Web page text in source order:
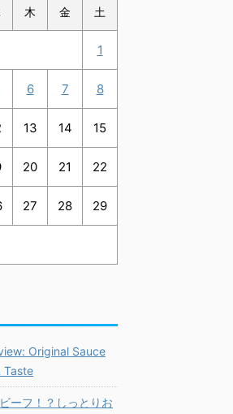
木 金 土
1
6 7 8
13 14 15
20 21 22
27 28 29
Original Sauce
Taste
ーフ！？しっとりお